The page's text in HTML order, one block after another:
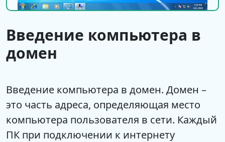
Введение компьютера в
домен
Введение компьютера в домен. Домен –
это часть адреса, определяющая место
компьютера пользователя в сети. Каждый
ПК при подключении к интернету